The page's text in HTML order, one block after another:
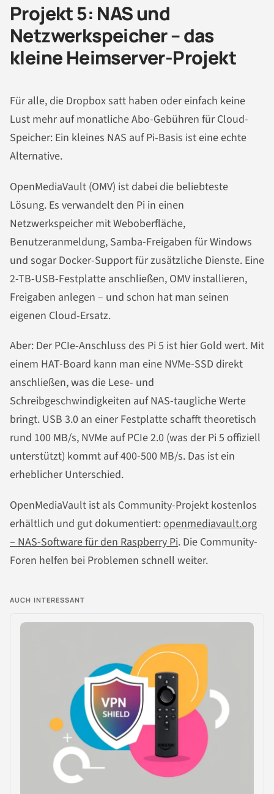
Projekt 5: NAS und
Netzwerkspeicher – das
kleine Heimserver-Projekt
Für alle, die Dropbox satt haben oder einfach keine
Lust mehr auf monatliche Abo-Gebühren für Cloud-
Speicher: Ein kleines NAS auf Pi-Basis ist eine echte
Alternative.
OpenMediaVault (OMV) ist dabei die beliebteste
Lösung. Es verwandelt den Pi in einen
Netzwerkspeicher mit Weboberfläche,
Benutzeranmeldung, Samba-Freigaben für Windows
und sogar Docker-Support für zusätzliche Dienste. Eine
2-TB-USB-Festplatte anschließen, OMV installieren,
Freigaben anlegen – und schon hat man seinen
eigenen Cloud-Ersatz.
Aber: Der PCIe-Anschluss des Pi 5 ist hier Gold wert. Mit
einem HAT-Board kann man eine NVMe-SSD direkt
anschließen, was die Lese- und
Schreibgeschwindigkeiten auf NAS-taugliche Werte
bringt. USB 3.0 an einer Festplatte schafft theoretisch
rund 100 MB/s, NVMe auf PCIe 2.0 (was der Pi 5 offiziell
unterstützt) kommt auf 400-500 MB/s. Das ist ein
erheblicher Unterschied.
OpenMediaVault ist als Community-Projekt kostenlos
erhältlich und gut dokumentiert:openmediavault.org
– NAS-Software für den Raspberry Pi. Die Community-
Foren helfen bei Problemen schnell weiter.
AUCH INTERESSANT